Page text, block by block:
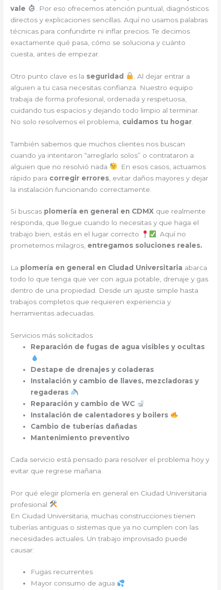
vale
. Por eso ofrecemos atención puntual, diagnósticos
directos y explicaciones sencillas. Aquí no usamos palabras
técnicas para confundirte ni inflar precios. Te decimos
exactamente qué pasa, cómo se soluciona y cuánto
cuesta, antes de empezar.
Otro punto clave es la seguridad
. Al dejar entrar a
alguien a tu casa necesitas confianza. Nuestro equipo
trabaja de forma profesional, ordenada y respetuosa,
cuidando tus espacios y dejando todo limpio al terminar.
No solo resolvemos el problema, cuidamos tu hogar
También sabemos que muchos clientes nos buscan
cuando ya intentaron “arreglarlo solos” o contrataron a
alguien que no resolvió nada
. En esos casos, actuamos
rápido para corregir errores , evitar daños mayores y dejar
la instalación funcionando correctamente.
Si buscas plomería en general en CDMX que realmente
responda, que llegue cuando lo necesitas y que haga el
trabajo bien, estás en el lugar correcto
. Aquí no
prometemos milagros, entregamos soluciones reales.
La plomería en general en Ciudad Universitaria abarca
todo lo que tenga que ver con agua potable, drenaje y gas
dentro de una propiedad. Desde un ajuste simple hasta
trabajos completos que requieren experiencia y
herramientas adecuadas.
Servicios más solicitados
Reparación de fugas de agua visibles y ocultas
Destape de drenajes y coladeras
Instalación y cambio de llaves, mezcladoras y
regaderas
Reparación y cambio de WC
Instalación de calentadores y boilers
Cambio de tuberías dañadas
Mantenimiento preventivo
Cada servicio está pensado para resolver el problema hoy y
evitar que regrese mañana.
Por qué elegir plomería en general en Ciudad Universitaria
profesional
En Ciudad Universitaria, muchas construcciones tienen
tuberías antiguas o sistemas que ya no cumplen con las
necesidades actuales. Un trabajo improvisado puede
causar:
Fugas recurrentes
Mayor consumo de agua